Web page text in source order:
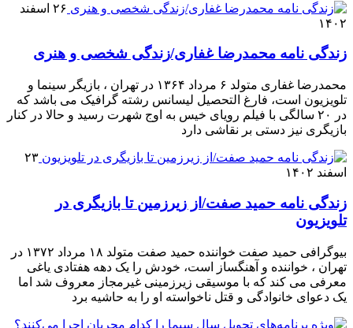
۲۶ اسفند
۱۴۰۲
زندگی نامه محمدرضا غفاری/زندگی شخصی و هنری
محمدرضا غفاری متولد ۶ مرداد ۱۳۶۴ در تهران ، بازیگر سینما و
تلویزیون است، فارغ التحصیل لیسانس رشته گرافیک می باشد که
در ۲۰ سالگی با فیلم رویای خیس به اوج شهرت رسید و حالا در کنار
بازیگری نیز دستی بر نقاشی دارد
۲۳
اسفند ۱۴۰۲
زندگی نامه حمید صفت/از زیرزمین تا بازیگری در
تلویزیون
بیوگرافی حمید صفت خواننده حمید صفت متولد ۱۸ مرداد ۱۳۷۲ در
تهران ، خواننده و آهنگساز است، خودش را یک دهه هفتادی یاغی
معرفی می کند که با موسیقی زیرزمینی غیرمجاز معروف شد اما
یک دعوای خانوادگی و قتل ناخواسته او را به حاشیه برد